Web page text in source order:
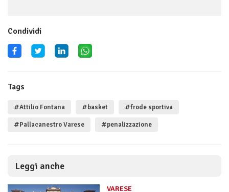
Condividi
Tags
#Attilio Fontana #basket #frode sportiva
#Pallacanestro Varese #penalizzazione
Leggi anche
VARESE